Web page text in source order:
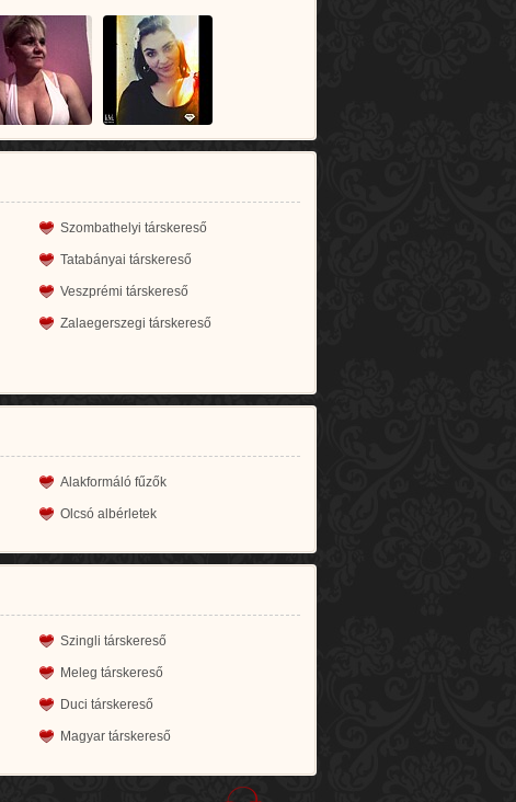
Szombathelyi társkereső
Tatabányai társkereső
Veszprémi társkereső
Zalaegerszegi társkereső
Alakformáló fűzők
Olcsó albérletek
Szingli társkereső
Meleg társkereső
Duci társkereső
Magyar társkereső